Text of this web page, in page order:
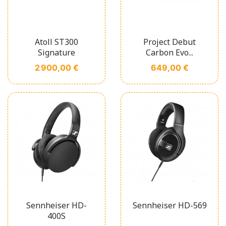
Atoll ST300
Signature
Prix
2 900,00 €
Project Debut
Carbon Evo...
Prix
649,00 €
Sennheiser HD-
400S
Sennheiser HD-569